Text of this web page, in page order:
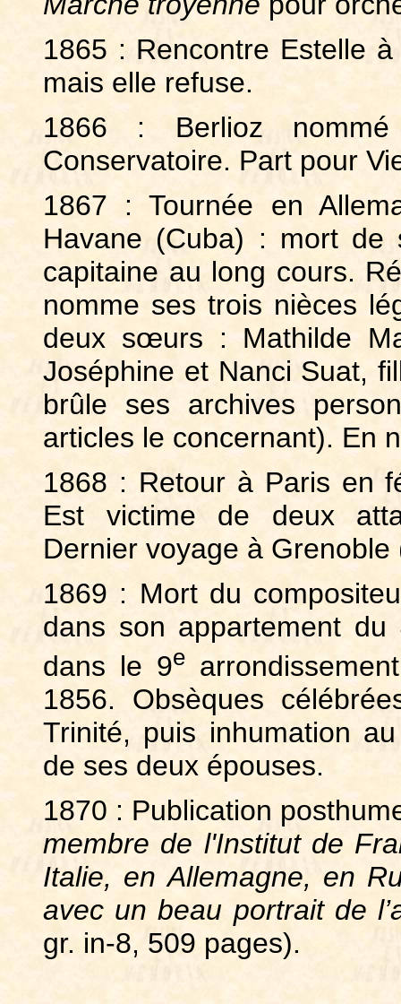
1865 : Rencontre Estelle
mais elle refuse.
1866 : Berlioz
Conservatoire. Part pour
1867 : Tournée en
Havane (Cuba) : mort
capitaine au long cours.
nomme ses trois nièces
deux sœurs : Mathilde
Joséphine et Nanci Suat,
brûle ses archives
articles le concernant). En
1868 : Retour à Paris en
Est victime de deux
Dernier voyage à Grenoble
1869 : Mort du
dans son appartement
dans le 9e
1856. Obsèques
Trinité, puis inhumation
de ses deux épouses.
1870 : Publication
membre de l'Institut de
Italie, en Allemagne, en
avec un beau portrait de
gr. in-8, 509 pages).